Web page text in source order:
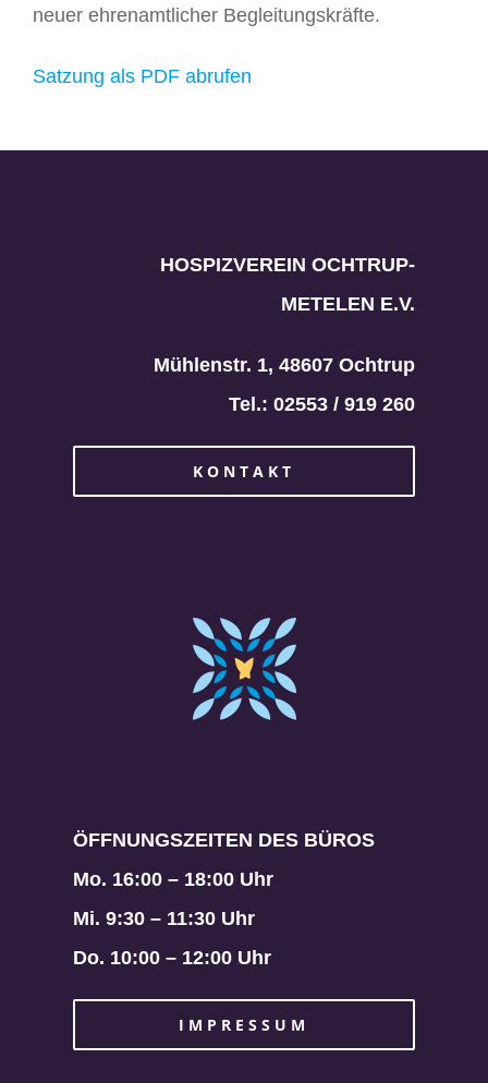
neuer ehrenamtlicher Begleitungskräfte.
Satzung als PDF abrufen
HOSPIZVEREIN OCHTRUP-
METELEN E.V.
Mühlenstr. 1, 48607 Ochtrup
Tel.: 02553 / 919 260
KONTAKT
ÖFFNUNGSZEITEN DES BÜROS
Mo. 16:00 – 18:00 Uhr
Mi. 9:30 – 11:30 Uhr
Do. 10:00 – 12:00 Uhr
IMPRESSUM